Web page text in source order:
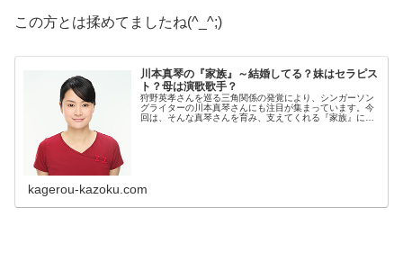
この方とは揉めてましたね(^_^;)
川本真琴の『家族』～結婚してる？妹はセラピス
ト？母は演歌歌手？
狩野英孝さんを巡る三角関係の発覚により、シンガーソン
グライターの川本真琴さんにも注目が集まっています。今
回は、そんな真琴さんを育み、支えてくれる『家族』にス
kagerou-kazoku.com